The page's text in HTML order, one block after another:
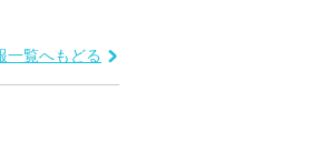
一覧へもどる